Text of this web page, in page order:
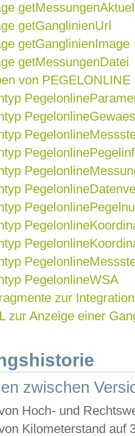
getGanglinienUrl
getGanglinienImage
getMessungenDatei
von
PegelonlineWSA
zur
zur Anzeige einer
zwischen
Hoch- und
Kilometerstand auf